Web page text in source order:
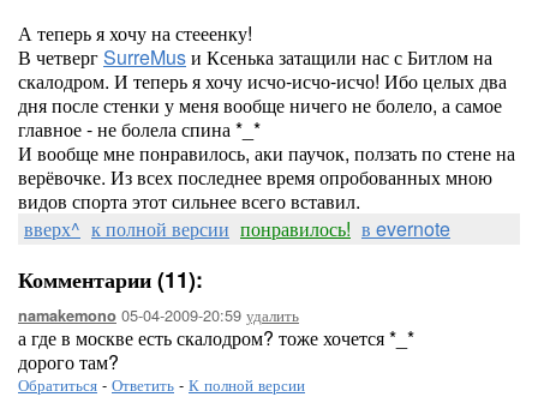
А теперь я хочу на стееенку!
В четвергSurreMusи Ксенька затащили нас с Битлом на
скалодром. И теперь я хочу исчо-исчо-исчо! Ибо целых два
дня после стенки у меня вообще ничего не болело, а самое
главное - не болела спина *_*
И вообще мне понравилось, аки паучок, ползать по стене на
верёвочке. Из всех последнее время опробованных мною
видов спорта этот сильнее всего вставил.
вверх^ к полной версии понравилось! в evernote
Комментарии (11):
namakemono 05-04-2009-20:59 удалить
а где в москве есть скалодром? тоже хочется *_*
дорого там?
Обратиться - Ответить - К полной версии